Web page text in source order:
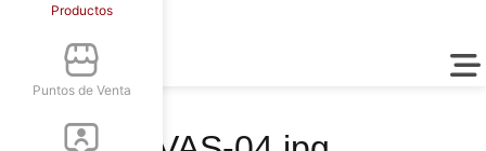
Productos
Puntos de Venta